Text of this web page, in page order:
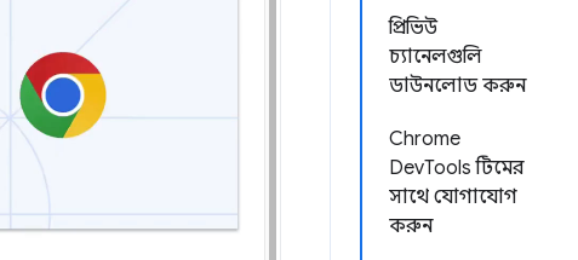
প্রিভিউ
চ্যানেলগুলি
ডাউনলোড করুন
Chrome
DevTools টিমের
সাথে যোগাযোগ
করুন